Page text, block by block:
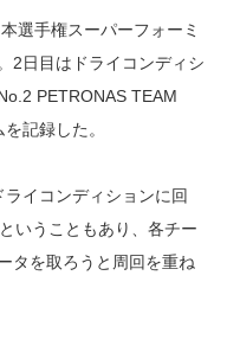
選手権スーパーフォーミ
2日目はドライコンディシ
PETRONAS TEAM
記録した。
イコンディションに回
いうこともあり、各チー
タを取ろうと周回を重ね